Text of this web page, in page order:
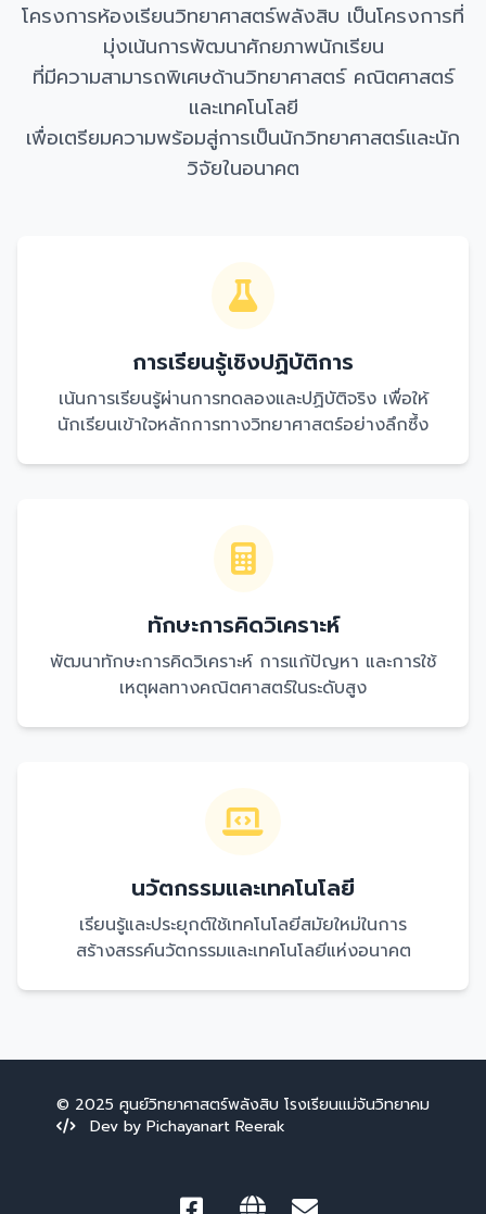
โครงการห้องเรียนวิทยาศาสตร์พลังสิบ เป็นโครงการที่
มุ่งเน้นการพัฒนาศักยภาพนักเรียน
ที่มีความสามารถพิเศษด้านวิทยาศาสตร์ คณิตศาสตร์
และเทคโนโลยี
เพื่อเตรียมความพร้อมสู่การเป็นนักวิทยาศาสตร์และนัก
วิจัยในอนาคต
การเรียนรู้เชิงปฏิบัติการ
เน้นการเรียนรู้ผ่านการทดลองและปฏิบัติจริง เพื่อให้
นักเรียนเข้าใจหลักการทางวิทยาศาสตร์อย่างลึกซึ้ง
ทักษะการคิดวิเคราะห์
พัฒนาทักษะการคิดวิเคราะห์ การแก้ปัญหา และการใช้
เหตุผลทางคณิตศาสตร์ในระดับสูง
นวัตกรรมและเทคโนโลยี
เรียนรู้และประยุกต์ใช้เทคโนโลยีสมัยใหม่ในการ
สร้างสรรค์นวัตกรรมและเทคโนโลยีแห่งอนาคต
© 2025 ศูนย์วิทยาศาสตร์พลังสิบ โรงเรียนแม่จันวิทยาคม
Dev by Pichayanart Reerak